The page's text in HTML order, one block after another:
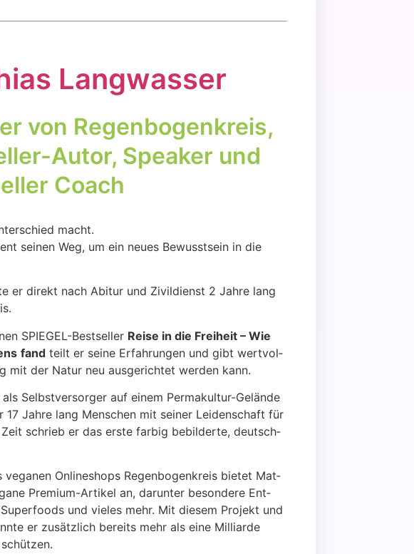
Lang­was­ser
von Regen­bo­gen­kreis,
Autor, Spea­k­er und
Coach
macht.
sei­nen Weg, um ein neu­es Bewusst­sein in die
er direkt nach Abitur und Zivil­dienst 2 Jah­re lang
SPIE­GEL-Best­sel­ler Rei­se in die Frei­heit – Wie
fand teilt er sei­ne Erfah­run­gen und gibt wert­vol­
mit der Natur neu aus­ge­rich­tet wer­den kann.
Selbst­ver­sor­ger auf einem Per­ma­kul­tur-Gelän­de
Jah­re lang Men­schen mit sei­ner Lei­den­schaft für
Zeit schrieb er das ers­te far­big bebil­der­te, deutsch­
vega­nen Online­shops Regen­bo­gen­kreis bie­tet Mat­
Pre­mi­um-Arti­kel an, dar­un­ter beson­de­re Ent­
und vie­les mehr. Mit die­sem Pro­jekt und
er zusätz­lich bereits mehr als eine Mil­li­ar­de